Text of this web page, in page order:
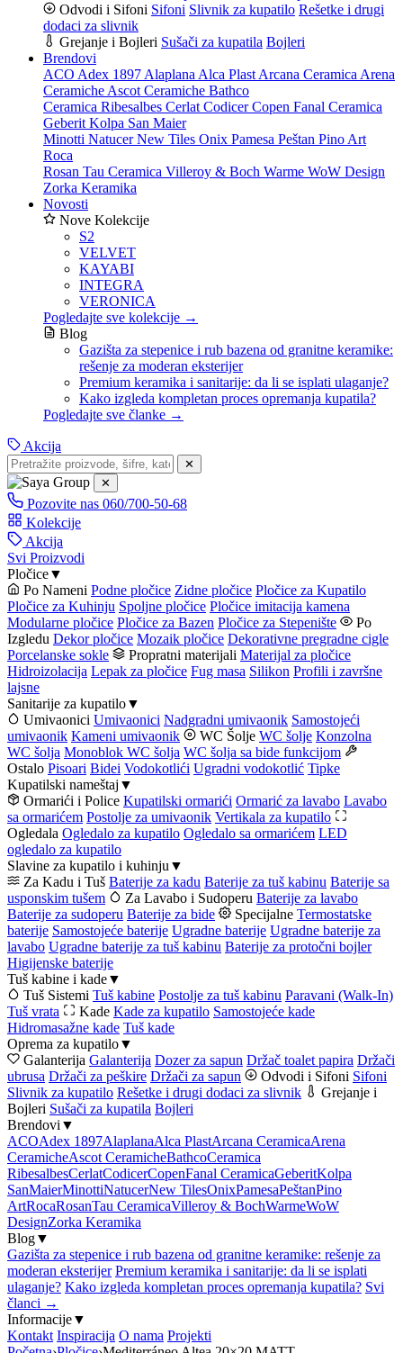
Odvodi i Sifoni Sifoni Slivnik za kupatilo Rešetke i drugi
dodaci za slivnik
Grejanje i Bojleri Sušači za kupatila Bojleri
Brendovi
ACO Adex 1897 Alaplana Alca Plast Arcana Ceramica Arena
Ceramiche Ascot Ceramiche Bathco
Ceramica Ribesalbes Cerlat CodicerCopen Fanal Ceramica
Geberit Kolpa San Maier
Minotti NatucerNew Tiles Onix Pamesa Peštan Pino Art
Roca
Rosan Tau Ceramica Villeroy & Boch Warme WoW Design
Zorka Keramika
Novosti
Nove Kolekcije
S2
VELVET
KAYABI
INTEGRA
VERONICA
Pogledajte sve kolekcije →
Blog
Gazišta za stepenice i rub bazena od granitne keramike:
rešenje za moderan eksterijer
Premium keramika i sanitarije: da li se isplati ulaganje?
Kako izgleda kompletan proces opremanja kupatila?
Pogledajte sve članke →
Akcija
✕
✕
Pozovite nas 060/700-50-68
Kolekcije
Akcija
Svi Proizvodi
Pločice▼
Po Nameni Podne pločice Zidne pločice Pločice za Kupatilo
Pločice za Kuhinju Spoljne pločice Pločice imitacija kamena
Modularne pločice Pločice za Bazen Pločice za Stepenište
Po
Izgledu Dekor pločice Mozaik pločice Dekorativne pregradne cigle
Porcelanske sokle
Propratni materijali Materijal za pločice
Hidroizolacija Lepak za pločice Fug masa Silikon Profili i završne
lajsne
Sanitarije za kupatilo▼
Umivaonici Umivaonici Nadgradni umivaonik Samostojeći
umivaonik Kameni umivaonik WC Šolje WC šolje Konzolna
WC šolja Monoblok WC šolja WC šolja sa bide funkcijom
Ostalo Pisoari Bidei Vodokotlići Ugradni vodokotlić Tipke
Kupatilski nameštaj ▼
Ormarići i Police Kupatilski ormarići Ormarić za lavabo Lavabo
sa ormarićem Postolje za umivaonik Vertikala za kupatilo
Ogledala Ogledalo za kupatilo Ogledalo sa ormarićem LED
ogledalo za kupatilo
Slavine za kupatilo i kuhinju ▼
Za Kadu i Tuš Baterije za kadu Baterije za tuš kabinu Baterije sa
usponskim tušem
Za Lavabo i Sudoperu Baterije za lavabo
Baterije za sudoperu Baterije za bide Specijalne Termostatske
baterije Samostojeće baterije Ugradne baterije Ugradne baterije za
lavabo Ugradne baterije za tuš kabinu Baterije za protočni bojler
Higijenske baterije
Tuš kabine i kade▼
Tuš Sistemi Tuš kabine Postolje za tuš kabinu Paravani (Walk-In)
Tuš vrata
Kade Kade za kupatilo Samostojeće kade
Hidromasažne kade Tuš kade
Oprema za kupatilo▼
Galanterija Galanterija Dozer za sapun Držač toalet papira Držači
ubrusa Držači za peškire Držači za sapun Odvodi i Sifoni Sifoni
Slivnik za kupatilo Rešetke i drugi dodaci za slivnik
Grejanje i
Bojleri Sušači za kupatila Bojleri
Brendovi ▼
ACOAdex 1897AlaplanaAlca PlastArcana CeramicaArena
CeramicheAscot CeramicheBathcoCeramica
RibesalbesCerlatCodicerCopenFanal CeramicaGeberitKolpa
SanMaierMinottiNatucerNew TilesOnixPamesaPeštanPino
ArtRocaRosanTau CeramicaVilleroy & BochWarmeWoW
DesignZorka Keramika
Blog▼
Gazišta za stepenice i rub bazena od granitne keramike: rešenje za
moderan eksterijer Premium keramika i sanitarije: da li se isplati
ulaganje? Kako izgleda kompletan proces opremanja kupatila? Svi
članci →
Informacije▼
Kontakt Inspiracija O nama Projekti